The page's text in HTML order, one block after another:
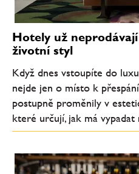
Hotely už
životní styl
Když dnes vstoupíte do
nejde jen o místo k
postupně proměnily v
které určují, jak má